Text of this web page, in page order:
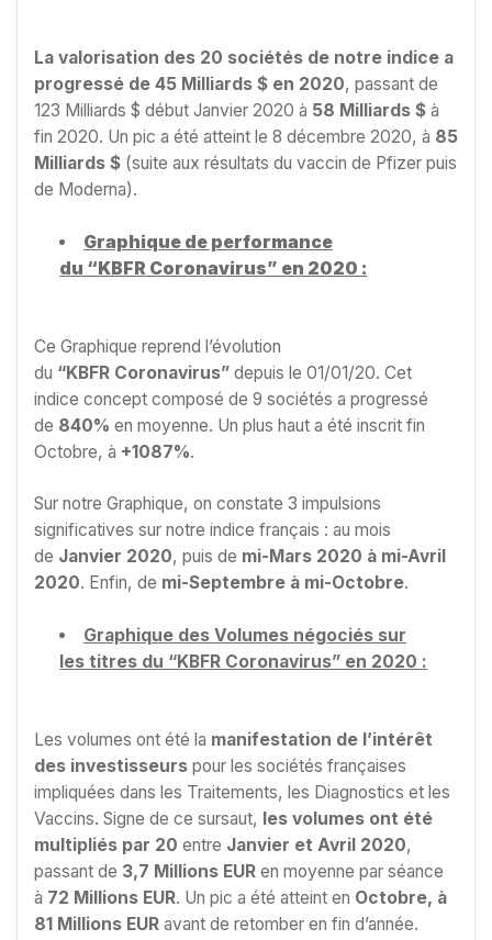
La valorisation des 20 sociétés de notre indice a
progressé de 45 Milliards $ en 2020, passant de
123 Milliards $ début Janvier 2020 à 58 Milliards $ à
fin 2020. Un pic a été atteint le 8 décembre 2020, à 85
Milliards $ (suite aux résultats du vaccin de Pfizer puis
de Moderna).
Graphique de performance
du “KBFR Coronavirus” en 2020 :
Ce Graphique reprend l’évolution
du “KBFR Coronavirus” depuis le 01/01/20. Cet
indice concept composé de 9 sociétés a progressé
de 840% en moyenne. Un plus haut a été inscrit fin
Octobre, à +1087%.
Sur notre Graphique, on constate 3 impulsions
significatives sur notre indice français : au mois
de Janvier 2020, puis de mi-Mars 2020 à mi-Avril
2020. Enfin, de mi-Septembre à mi-Octobre.
Graphique des Volumes négociés sur
les titres du “KBFR Coronavirus” en 2020 :
Les volumes ont été la manifestation de l’intérêt
des investisseurs pour les sociétés françaises
impliquées dans les Traitements, les Diagnostics et les
Vaccins. Signe de ce sursaut, les volumes ont été
multipliés par 20 entre Janvier et Avril 2020,
passant de 3,7 Millions EUR en moyenne par séance
à 72 Millions EUR. Un pic a été atteint en Octobre, à
81 Millions EUR avant de retomber en fin d’année.